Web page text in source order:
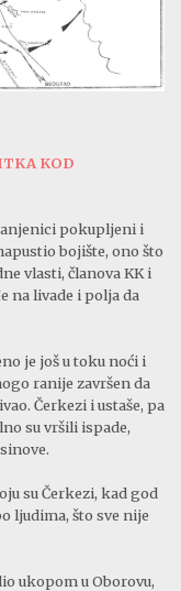
KOD
pokup­ljeni i
boji­šte, ono što
vla­sti, članova KK i
na livade i polja da
je još u toku noći i
ranije završen da
Čerkezi i ustaše, pa
su vršili ispade,
su Čerkezi, kad god
ljudima, što sve nije
ukopom u Oborovu,